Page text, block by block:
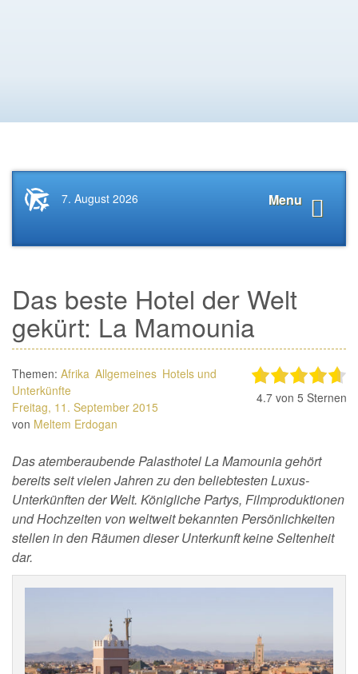
Startseite
News.Tourismus.com
Menu
7. August 2026
Das beste Hotel der Welt
gekürt: La Mamounia
Themen: Afrika Allgemeines Hotels und
Unterkünfte
Freitag, 11. September 2015
von Meltem Erdogan
4.7von 5 Sternen
Das atemberaubende Palasthotel La Mamounia gehört
bereits seit vielen Jahren zu den beliebtesten Luxus-
Unterkünften der Welt. Königliche Partys, Filmproduktionen
und Hochzeiten von weltweit bekannten Persönlichkeiten
stellen in den Räumen dieser Unterkunft keine Seltenheit
dar.